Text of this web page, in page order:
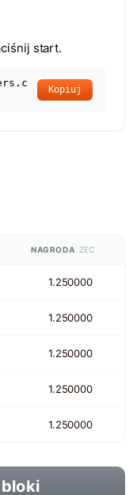
start.
Kopiuj
NAGRODA ZEC
1.250000
1.250000
1.250000
1.250000
1.250000